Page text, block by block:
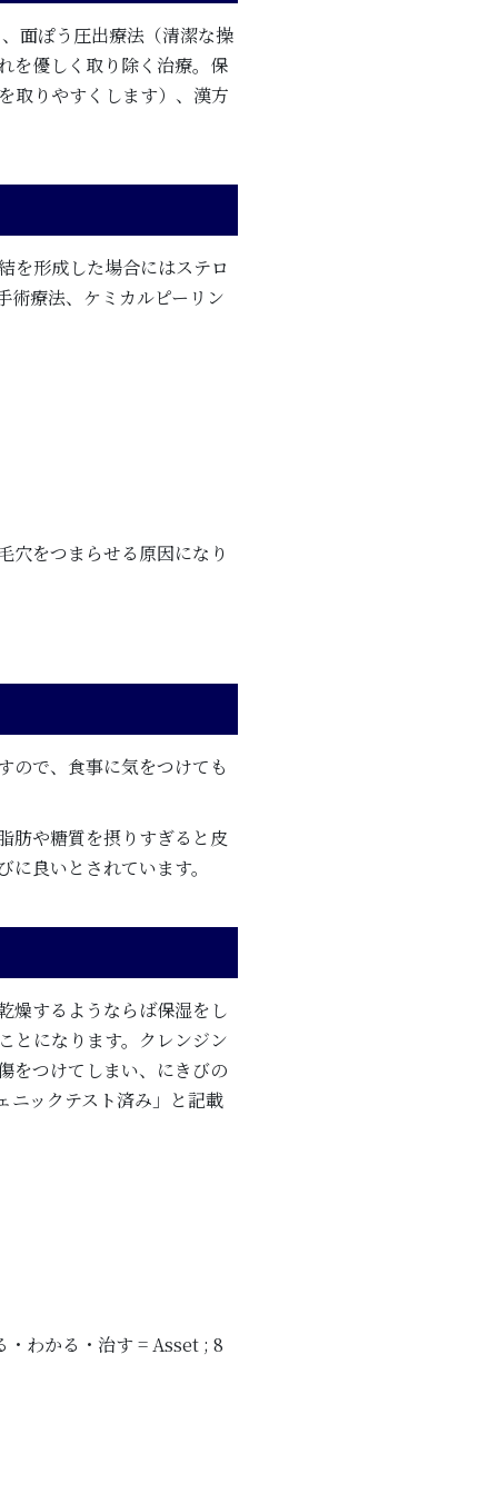
面ぽう圧出療法（清潔な操
を優しく取り除く治療。保
取りやすくします）、漢方
を形成した場合にはステロ
術療法、ケミカルピーリン
穴をつまらせる原因になり
ので、食事に気をつけても
肪や糖質を摂りすぎると皮
良いとされています。
燥するようならば保湿をし
とになります。クレンジン
をつけてしまい、にきびの
ニックテスト済み」と記載
わかる・治す = Asset ; 8